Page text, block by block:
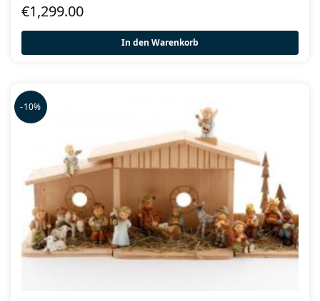
€1,299.00
In den Warenkorb
-10%